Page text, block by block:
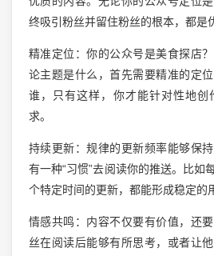
终吸引粉丝并留住粉丝的根本，都是
精准定位：你的公众号是美食探店
论主题是什么，首先需要精准的定
谁，只有这样，你才能针对性地创
求。
持续更新：规律的更新频率能够保
有一种“习惯”去阅读你的推送。比如
个特定时间的更新，都能形成稳定的
情感共鸣：内容不仅要有价值，还
丝在阅读后能够有所思考，或者让